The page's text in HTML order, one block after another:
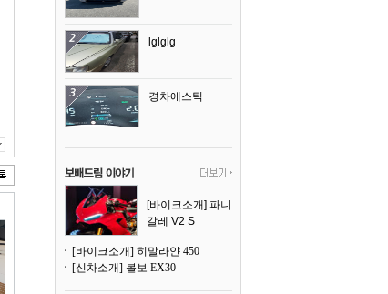
lglglg
경차에스틱
[바이크소개] 파니
갈레 V2 S
[바이크소개] 히말라얀 450
[신차소개] 볼보 EX30